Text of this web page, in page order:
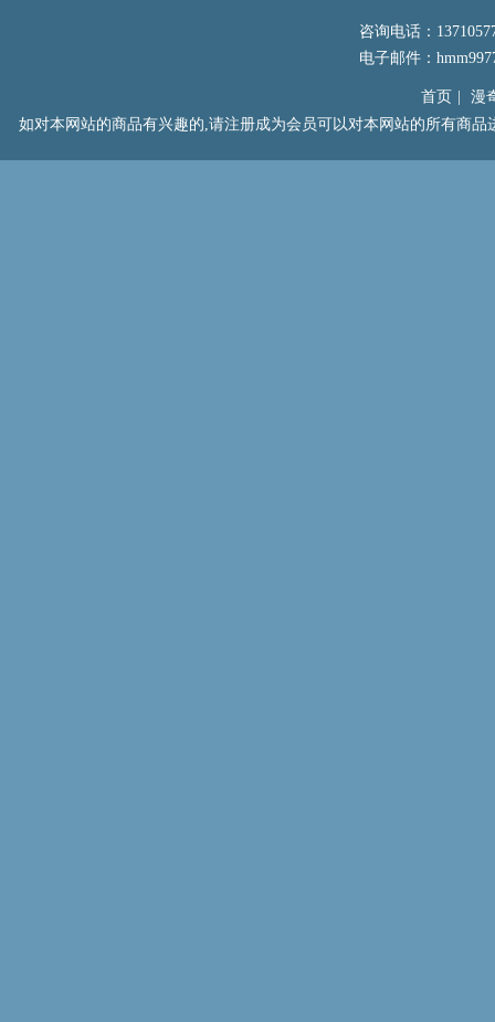
咨询电话：
电子邮件：
首页
漫
如对本网站的商品有兴趣的,请注册成为会员可以对本网站的所有商